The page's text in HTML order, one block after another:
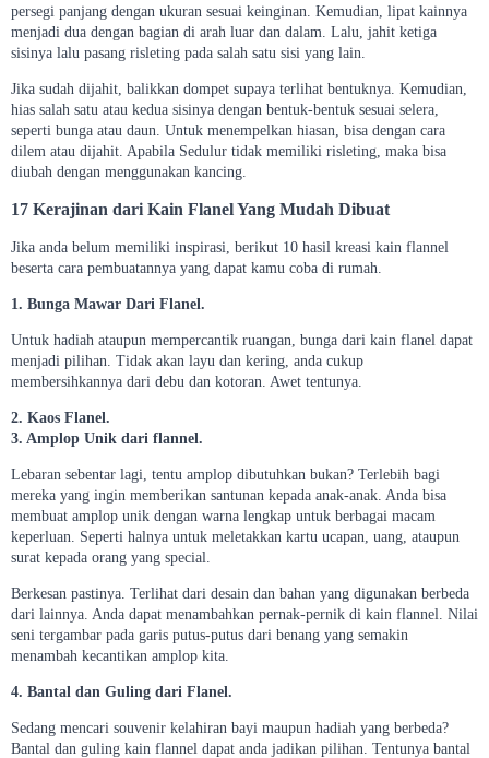
persegi panjang dengan ukuran sesuai keinginan. Kemudian, lipat kainnya
menjadi dua dengan bagian di arah luar dan dalam. Lalu, jahit ketiga
sisinya lalu pasang risleting pada salah satu sisi yang lain.
Jika sudah dijahit, balikkan dompet supaya terlihat bentuknya. Kemudian,
hias salah satu atau kedua sisinya dengan bentuk-bentuk sesuai selera,
seperti bunga atau daun. Untuk menempelkan hiasan, bisa dengan cara
dilem atau dijahit. Apabila Sedulur tidak memiliki risleting, maka bisa
diubah dengan menggunakan kancing.
17 Kerajinan dari Kain Flanel Yang Mudah Dibuat
Jika anda belum memiliki inspirasi, berikut 10 hasil kreasi kain flannel
beserta cara pembuatannya yang dapat kamu coba di rumah.
1. Bunga Mawar Dari Flanel.
Untuk hadiah ataupun mempercantik ruangan, bunga dari kain flanel dapat
menjadi pilihan. Tidak akan layu dan kering, anda cukup
membersihkannya dari debu dan kotoran. Awet tentunya.
2. Kaos Flanel.
3. Amplop Unik dari flannel.
Lebaran sebentar lagi, tentu amplop dibutuhkan bukan? Terlebih bagi
mereka yang ingin memberikan santunan kepada anak-anak. Anda bisa
membuat amplop unik dengan warna lengkap untuk berbagai macam
keperluan. Seperti halnya untuk meletakkan kartu ucapan, uang, ataupun
surat kepada orang yang special.
Berkesan pastinya. Terlihat dari desain dan bahan yang digunakan berbeda
dari lainnya. Anda dapat menambahkan pernak-pernik di kain flannel. Nilai
seni tergambar pada garis putus-putus dari benang yang semakin
menambah kecantikan amplop kita.
4. Bantal dan Guling dari Flanel.
Sedang mencari souvenir kelahiran bayi maupun hadiah yang berbeda?
Bantal dan guling kain flannel dapat anda jadikan pilihan. Tentunya bantal